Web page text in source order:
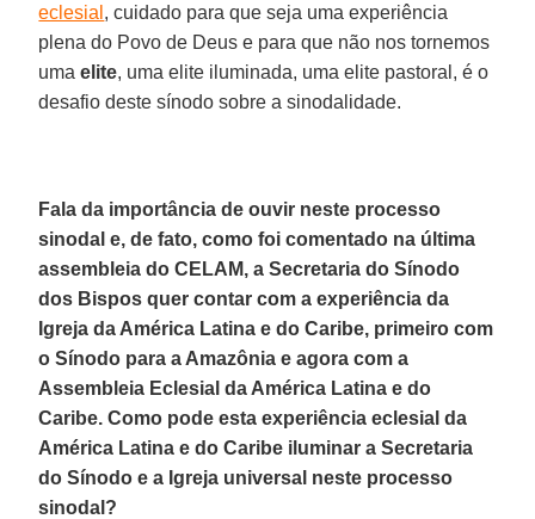
eclesial , cuidado para que seja uma experiência
plena do Povo de Deus e para que não nos tornemos
umaelite, uma elite iluminada, uma elite pastoral, é o
desafio deste sínodo sobre a sinodalidade.
Fala da importância de ouvir neste processo
sinodal e, de fato, como foi comentado na última
assembleia do CELAM, a Secretaria do Sínodo
dos Bispos quer contar com a experiência da
Igreja da América Latina e do Caribe, primeiro com
o Sínodo para a Amazônia e agora com a
Assembleia Eclesial da América Latina e do
Caribe. Como pode esta experiência eclesial da
América Latina e do Caribe iluminar a Secretaria
do Sínodo e a Igreja universal neste processo
sinodal?